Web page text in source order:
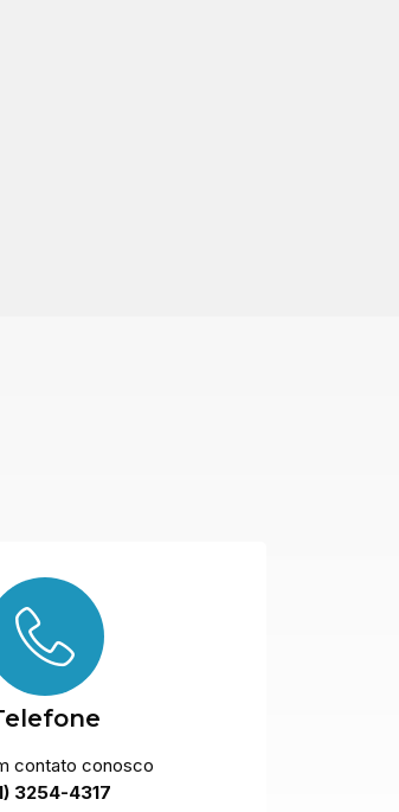
contato conosco
3254-4317